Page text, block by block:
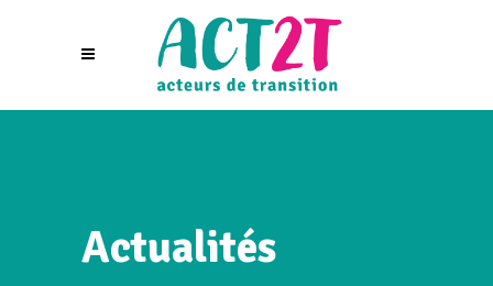
Actualités